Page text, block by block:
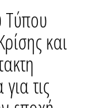
Τύπου
και
τις